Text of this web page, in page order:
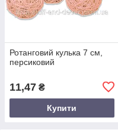
Ротанговий кулька 7 см,
персиковий
11,47 ₴
Купити